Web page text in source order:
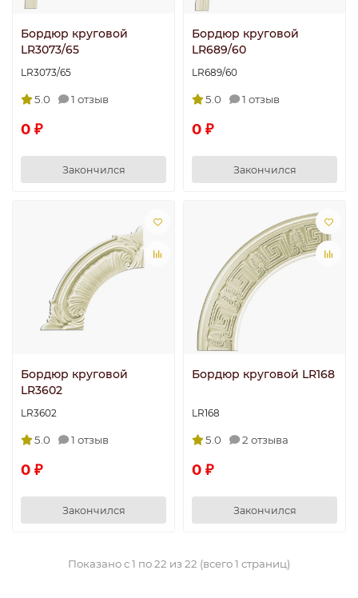
Бордюр круговой
LR3073/65
LR3073/65
5.0 1 отзыв
0 ₽
Закончился
Бордюр круговой
LR689/60
LR689/60
5.0 1 отзыв
0 ₽
Закончился
Бордюр круговой
LR3602
LR3602
5.0 1 отзыв
0 ₽
Закончился
Бордюр круговой LR168
LR168
5.0 2 отзыва
0 ₽
Закончился
Показано с 1 по 22 из 22 (всего 1 страниц)